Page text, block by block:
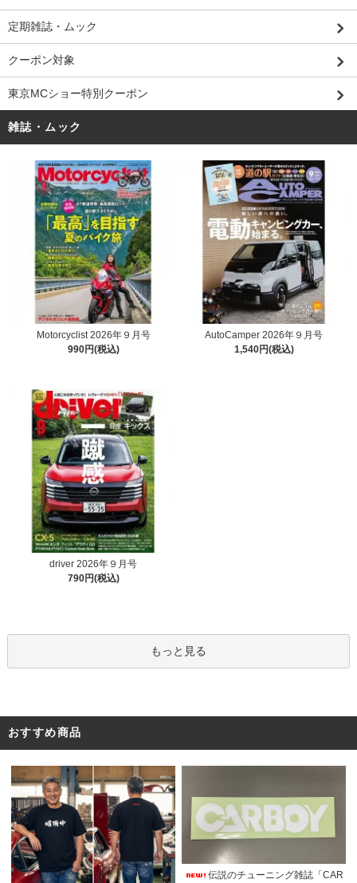
定期雑誌・ムック
クーポン対象
東京MCショー特別クーポン
雑誌・ムック
Motorcyclist 2026年９月号
990円(税込)
AutoCamper 2026年９月号
1,540円(税込)
driver 2026年９月号
790円(税込)
もっと見る
おすすめ商品
伝説のチューニング雑誌「CAR